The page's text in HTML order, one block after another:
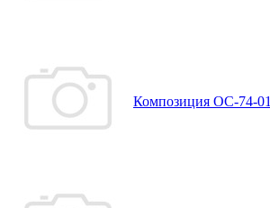
Композиция ОС-74-01